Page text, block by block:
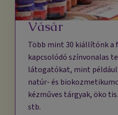
Vásár
Több mint 30 kiállítónk a
kapcsolódó színvonalas
látogatókat, mint
natúr- és
kézműves tárgyak, öko
stb.